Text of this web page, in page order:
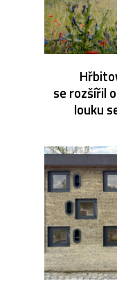
se rozšířil
louku